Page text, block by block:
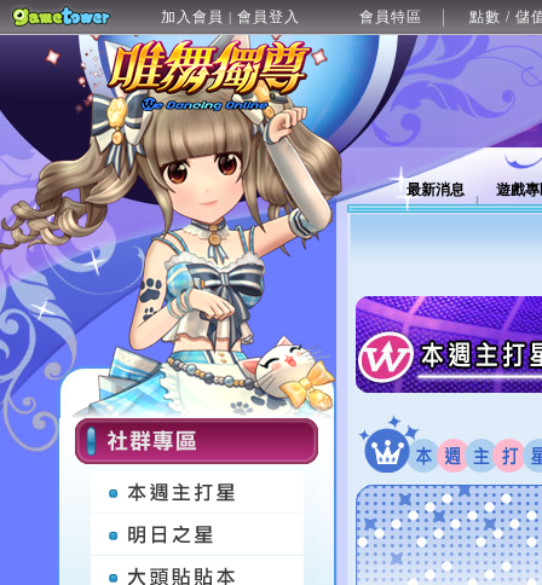
加入會員 | 會員登入 會員特區 點數 / 儲
最新消息 遊戲